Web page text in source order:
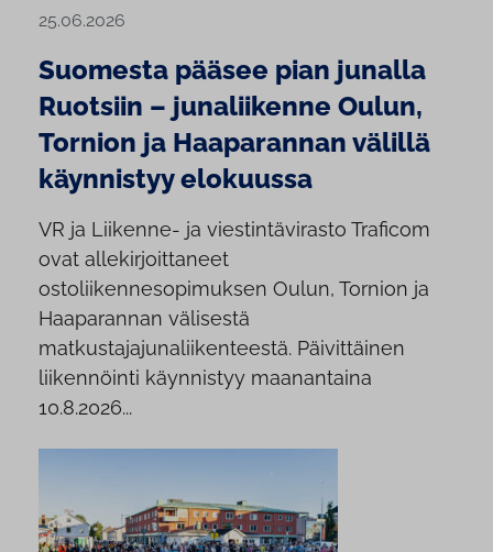
25.06.2026
Suomesta pääsee pian junalla
Ruotsiin – junaliikenne Oulun,
Tornion ja Haaparannan välillä
käynnistyy elokuussa
VR ja Liikenne- ja viestintävirasto Traficom
ovat allekirjoittaneet
ostoliikennesopimuksen Oulun, Tornion ja
Haaparannan välisestä
matkustajajunaliikenteestä. Päivittäinen
liikennöinti käynnistyy maanantaina
10.8.2026...